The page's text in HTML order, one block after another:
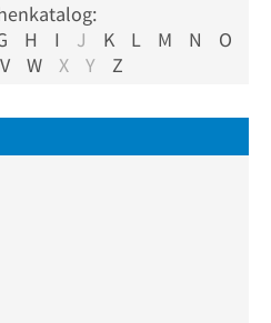
H I J K L M N
O
V W X Y Z